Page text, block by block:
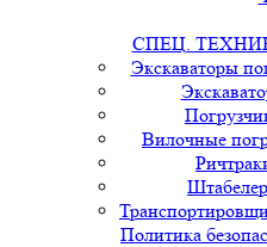
СПЕЦ.
Экскаваторы
Вилочные
Политика